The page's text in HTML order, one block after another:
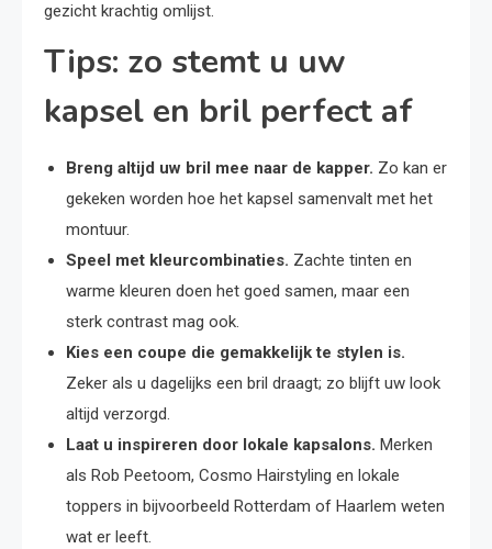
gezicht krachtig omlijst.
Tips: zo stemt u uw
kapsel en bril perfect af
Breng altijd uw bril mee naar de kapper. Zo kan er
gekeken worden hoe het kapsel samenvalt met het
montuur.
Speel met kleurcombinaties. Zachte tinten en
warme kleuren doen het goed samen, maar een
sterk contrast mag ook.
Kies een coupe die gemakkelijk te stylen is.
Zeker als u dagelijks een bril draagt; zo blijft uw look
altijd verzorgd.
Laat u inspireren door lokale kapsalons. Merken
als Rob Peetoom, Cosmo Hairstyling en lokale
toppers in bijvoorbeeld Rotterdam of Haarlem weten
wat er leeft.